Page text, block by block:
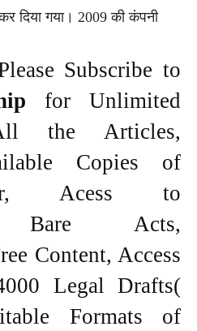
दिया गया। 2009 की कंपनी
Subscribe to
for Unlimited
the Articles,
Copies of
Acess to
Bare Acts,
Content, Access
Legal Drafts(
Formats of